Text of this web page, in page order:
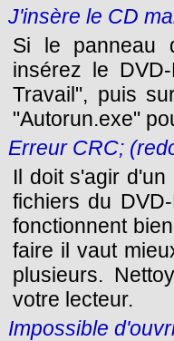
J'insère le CD
Si le panneau
insérez le
Travail", puis
"Autorun.exe"
Erreur CRC;
Il doit s'agir
fichiers du
fonctionnent
faire il vaut
plusieurs.
votre lecteur.
Impossible